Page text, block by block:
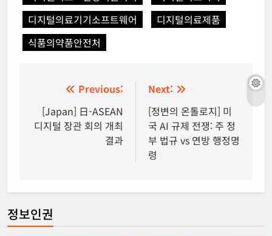
디지털의료기기소프트웨어
디지털의료제품
식품의약품안전처
탐
색
Previous:
[Japan] 日-ASEAN
디지털 장관 회의 개최
결과
Next:
[정변의 온톨로지] 미
국 AI 규제 전쟁: 주 정
부 법규 vs 연방 행정명
령
정보인권